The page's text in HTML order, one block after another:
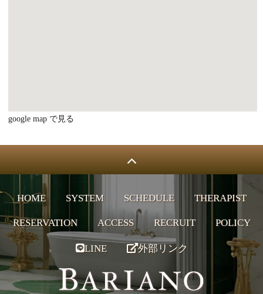
google map で見る
HOME SYSTEM SCHEDULE THERAPIST
RESERVATION ACCESS RECRUIT POLICY
LINE 外部リンク